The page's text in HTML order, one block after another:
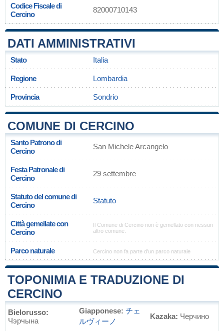
Codice Fiscale di
Cercino
82000710143
DATI AMMINISTRATIVI
Stato Italia
Regione Lombardia
Provincia Sondrio
COMUNE DI CERCINO
Santo Patrono di
Cercino
San Michele Arcangelo
Festa Patronale di
Cercino
29 settembre
Statuto del comune di
Cercino
Statuto
Città gemellate con
Cercino
Il Comune di Cercino non è gemellato con nessun
altro comune.
Parco naturale Cercino non fa parte d'un parco naturale
TOPONIMIA E TRADUZIONE DI
CERCINO
Bielorusso:
Чэрчына
Giapponese: チェ
ルヴィーノ
Kazaka: Черчино